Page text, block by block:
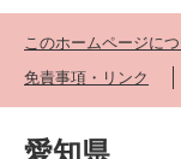
このホームページに
免責事項・リンク
愛知県